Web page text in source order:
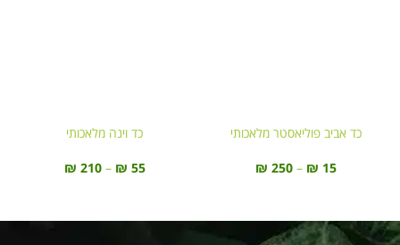
כד אביב פוליאסטר מלאכותי
₪ 15
–
₪ 250
כד וינה מלאכותי
₪ 55
–
₪ 210